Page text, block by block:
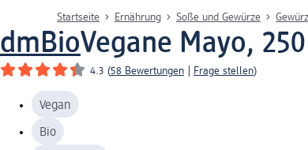
Startseite Ernährung Soße und Gewürze
dmBioVegane Mayo,
4.3 (58 Bewertungen Frage stellen)
Vegan
Bio